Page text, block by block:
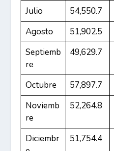
Julio 54,550.7
Agosto
51,902.5
Septiemb
re
49,629.7
Octubre 57,897.7
Noviemb
re
52,264.8
Diciembr
51,754.4